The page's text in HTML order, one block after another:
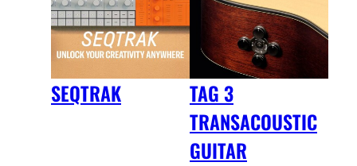
SEQTRAK
TAG 3
TRANSACOUSTIC
GUITAR